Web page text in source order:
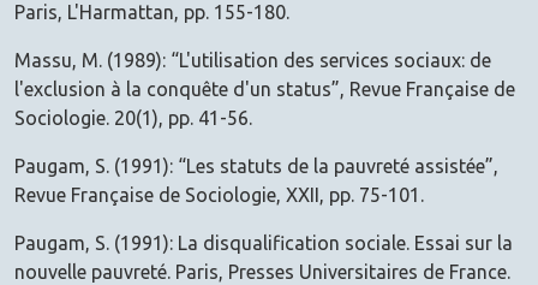
Paris, L'Harmattan, pp. 155-180.
Massu, M. (1989): “L'utilisation des services sociaux: de
l'exclusion à la conquête d'un status”, Revue Française de
Sociologie. 20(1), pp. 41-56.
Paugam, S. (1991): “Les statuts de la pauvreté assistée”,
Revue Française de Sociologie, XXII, pp. 75-101.
Paugam, S. (1991): La disqualification sociale. Essai sur la
nouvelle pauvreté. Paris, Presses Universitaires de France.